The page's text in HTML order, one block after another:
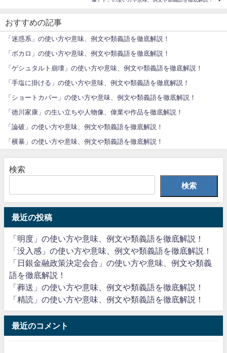
おすすめの記事
「迷惑系」の使い方や意味、例文や類義語を徹底解説！
「ボカロ」の使い方や意味、例文や類義語を徹底解説！
「ゲシュタルト崩壊」の使い方や意味、例文や類義語を徹底解説！
「手塩に掛ける」の使い方や意味、例文や類義語を徹底解説！
「ショートカバー」の使い方や意味、例文や類義語を徹底解説！
「徳川家康」の生い立ちや人物像、偉業や作品を徹底解説！
「論破」の使い方や意味、例文や類義語を徹底解説！
「横暴」の使い方や意味、例文や類義語を徹底解説！
検索
検索
最近の投稿
「明度」の使い方や意味、例文や類義語を徹底解説！
「没入感」の使い方や意味、例文や類義語を徹底解説！
「日銀金融政策決定会合」の使い方や意味、例文や類義
語を徹底解説！
「葬送」の使い方や意味、例文や類義語を徹底解説！
「精読」の使い方や意味、例文や類義語を徹底解説！
最近のコメント